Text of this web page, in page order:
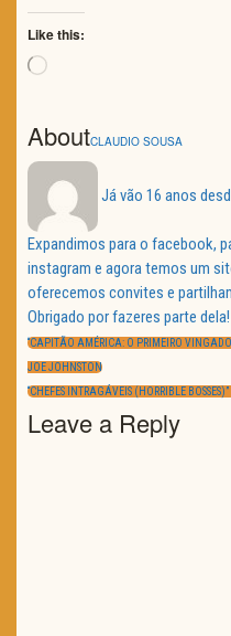
Like this:
Loading…
AboutCLAUDIO SOUSA
Já vão 16 anos
Expandimos para o facebook,
instagram e agora temos um
oferecemos convites e
Obrigado por fazeres parte dela!
Navegação
de
artigos
PREVIOUS
“CAPITÃO AMÉRICA: O PRIMEIRO
JOE JOHNSTON
NEXT
“CHEFES INTRAGÁVEIS (HORRIBLE
Leave a Reply